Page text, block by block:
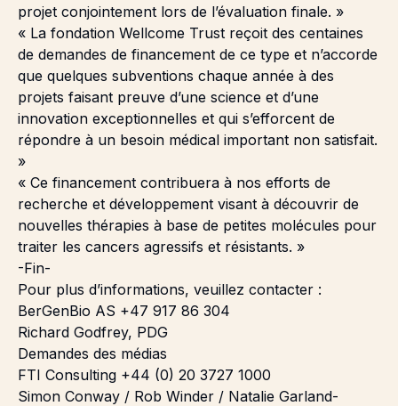
projet conjointement lors de l’évaluation finale. »
« La fondation Wellcome Trust reçoit des centaines
de demandes de financement de ce type et n’accorde
que quelques subventions chaque année à des
projets faisant preuve d’une science et d’une
innovation exceptionnelles et qui s’efforcent de
répondre à un besoin médical important non satisfait.
»
« Ce financement contribuera à nos efforts de
recherche et développement visant à découvrir de
nouvelles thérapies à base de petites molécules pour
traiter les cancers agressifs et résistants. »
-Fin-
Pour plus d’informations, veuillez contacter :
BerGenBio AS +47 917 86 304
Richard Godfrey, PDG
Demandes des médias
FTI Consulting +44 (0) 20 3727 1000
Simon Conway / Rob Winder / Natalie Garland-